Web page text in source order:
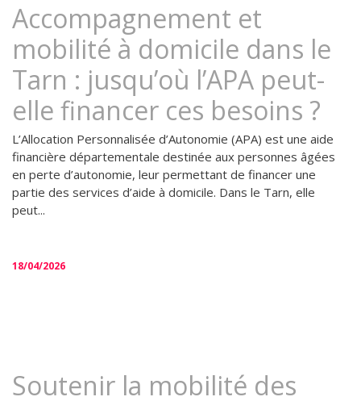
Accompagnement et
mobilité à domicile dans le
Tarn : jusqu’où l’APA peut-
elle financer ces besoins ?
L’Allocation Personnalisée d’Autonomie (APA) est une aide
financière départementale destinée aux personnes âgées
en perte d’autonomie, leur permettant de financer une
partie des services d’aide à domicile. Dans le Tarn, elle
peut...
18/04/2026
Soutenir la mobilité des